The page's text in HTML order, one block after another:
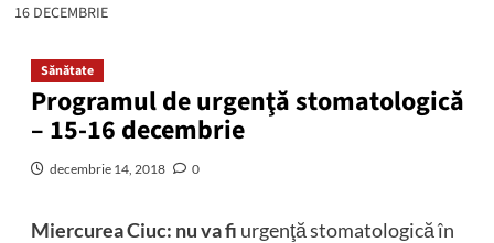
16 DECEMBRIE
Sănătate
Programul de urgenţă stomatologică
– 15-16 decembrie
decembrie 14, 2018 0
Miercurea Ciuc: nu va fi urgenţă stomatologică în